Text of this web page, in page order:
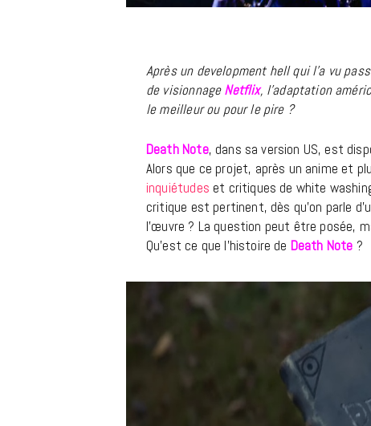
Après un development hell qui l’a vu
de visionnageNetflix, l’adaptation
le meilleur ou pour le pire ?
Death Note, dans sa version US, est
Alors que ce projet, après un anime et
inquiétudes et critiques de white
critique est pertinent, dès qu’on parle
l’œuvre ? La question peut être posée,
Qu’est ce que l’histoire de Death Note ?